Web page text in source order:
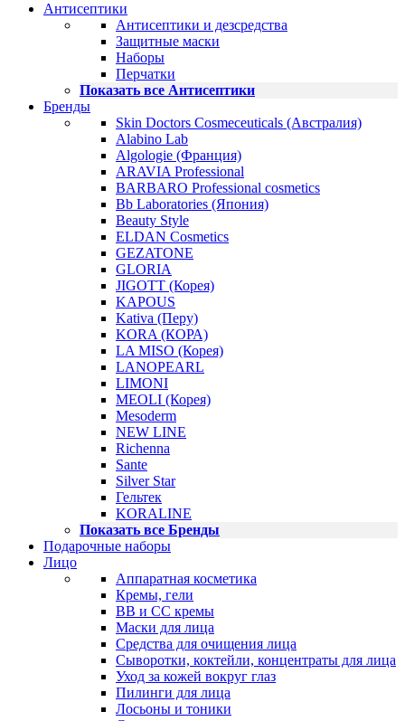
Антисептики
Антисептики и дезсредства
Защитные маски
Наборы
Перчатки
Показать все Антисептики
Бренды
Skin Doctors Cosmeceuticals (Австралия)
Alabino Lab
Algologie (Франция)
ARAVIA Professional
BARBARO Professional cosmetics
Bb Laboratories (Япония)
Beauty Style
ELDAN Cosmetics
GEZATONE
GLORIA
JIGOTT (Корея)
KAPOUS
Kativa (Перу)
KORA (КОРА)
LA MISO (Корея)
LANOPEARL
LIMONI
MEOLI (Корея)
Mesoderm
NEW LINE
Richenna
Sante
Silver Star
Гельтек
KORALINE
Показать все Бренды
Подарочные наборы
Лицо
Аппаратная косметика
Кремы, гели
BB и CC кремы
Маски для лица
Средства для очищения лица
Сыворотки, коктейли, концентраты для лица
Уход за кожей вокруг глаз
Пилинги для лица
Лосьоны и тоники